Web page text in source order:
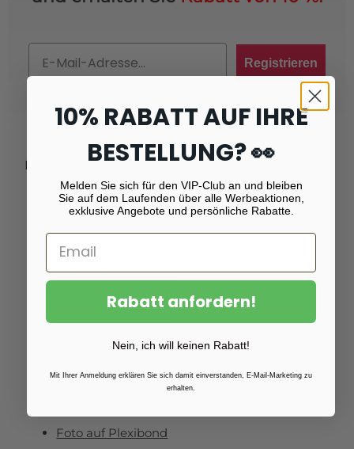
Registrieren
Produkte
Fotoabzüge
Fotovergrößerungen
Foto auf Plexiglas (Acrylglas)
Foto auf Aluminium
Foto auf Leinwand
Foto auf Fichtenholz
Gartenposter
Fotoposter
Foto auf Plexibond
10% RABATT AUF IHRE
BESTELLUNG? 👀
Melden Sie sich für den VIP-Club an und bleiben
Sie auf dem Laufenden über alle Werbeaktionen,
exklusive Angebote und persönliche Rabatte.
Rabatt anfordern!
Nein, ich will keinen Rabatt!
Mit Ihrer Anmeldung erklären Sie sich damit einverstanden, E-Mail-Marketing zu
erhalten.